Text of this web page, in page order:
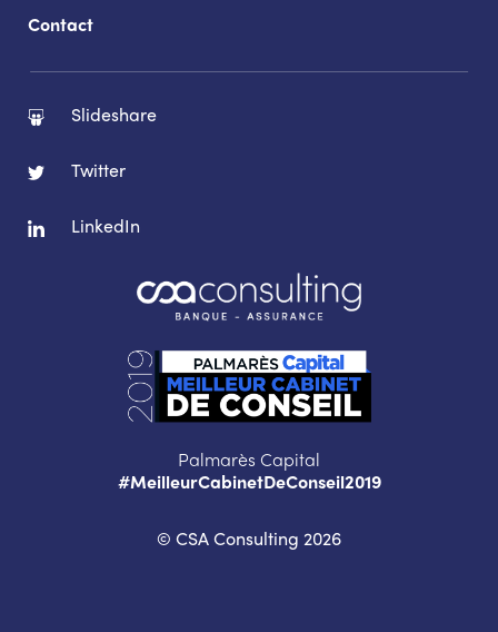
Palmarès Capital
#MeilleurCabinetDeConseil2019
© CSA Consulting 2026
Contact
Slideshare
Twitter
LinkedIn